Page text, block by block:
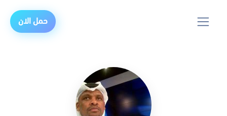
حمل الان